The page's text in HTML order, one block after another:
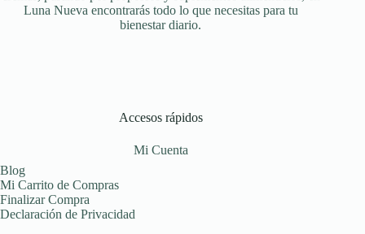
Luna Nueva encontrarás todo lo que necesitas para tu
bienestar diario.
Accesos rápidos
Mi Cuenta
Blog
Mi Carrito de Compras
Finalizar Compra
Declaración de Privacidad